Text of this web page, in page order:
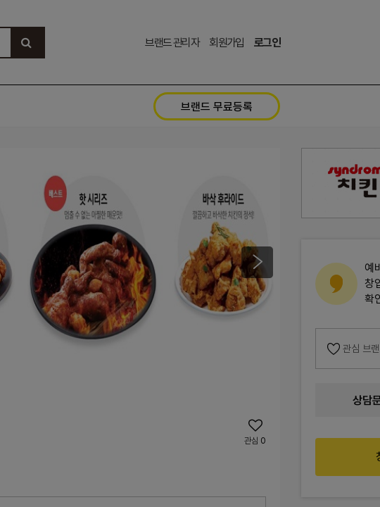
브랜드 관리자 회원가입 로그인
브랜드 무료등록
관심 0
예
창
확
관심 브
상담